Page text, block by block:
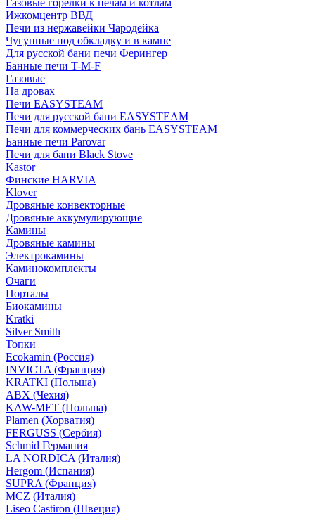
Газовые горелки к печам и котлам
Ижкомцентр ВВД
Печи из нержавейки Чародейка
Чугунные под обкладку и в камне
Для русской бани печи Ферингер
Банные печи T-M-F
Газовые
На дровах
Печи EASYSTEAM
Печи для русской бани EASYSTEAM
Печи для коммерческих бань EASYSTEAM
Банные печи Parovar
Печи для бани Black Stove
Kastor
Финские HARVIA
Klover
Дровяные конвекторные
Дровяные аккумулирующие
Камины
Дровяные камины
Электрокамины
Каминокомплекты
Очаги
Порталы
Биокамины
Kratki
Silver Smith
Топки
Ecokamin (Россия)
INVICTA (Франция)
KRATKI (Польша)
ABX (Чехия)
KAW-MET (Польша)
Plamen (Хорватия)
FERGUSS (Сербия)
Schmid Германия
LA NORDICA (Италия)
Hergom (Испания)
SUPRA (Франция)
MCZ (Италия)
Liseo Castiron (Швеция)